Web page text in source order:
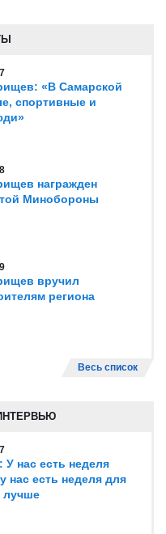
«В Самарской
спортивные и
награжден
Минобороны
вручил
региона
Весь список
У нас есть неделя
нас есть неделя для
лучше